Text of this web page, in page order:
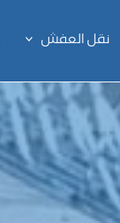
نقل العفش